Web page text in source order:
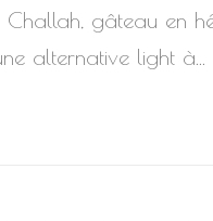
gâteau en
alternative light à...